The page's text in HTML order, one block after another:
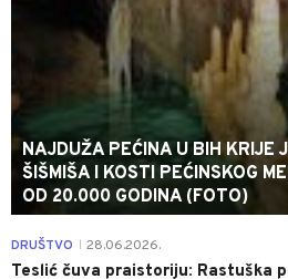
NAJDUŽA PEĆINA U BIH KRIJE
ŠIŠMIŠA I KOSTI PEĆINSKOG
OD 20.000 GODINA (FOTO)
DRUŠTVO 28.06.2026.
Teslić čuva praistoriju: Rastuška